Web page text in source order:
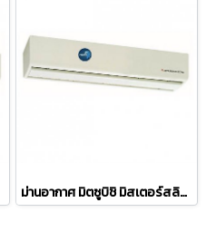
ม่านอากาศ มิตซูบิชิ มิสเตอร์สลิม Mitsubishi Electric Mr.Slim แบบลมเบา GK-2512AS2-CE 120cm สูงไม่เกิน 2 เมตร (เฉพาะเครื่อง)